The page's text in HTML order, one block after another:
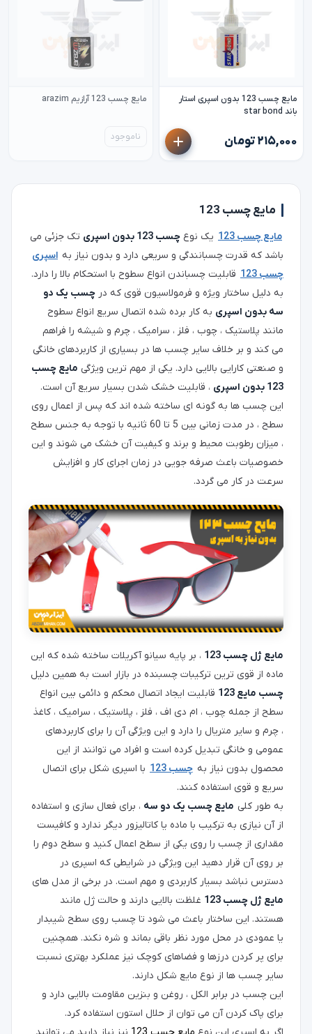
مایع چسب 123 بدون اسپری استار
باند star bond
۲۱۵,۰۰۰ تومان
مایع چسب 123 آرازیم arazim
ناموجود
مایع چسب 123
مایع چسب 123 یک نوع چسب 123 بدون اسپری
تک جزئی می
باشد که قدرت چسبانندگی و سریعی دارد و بدون نیاز به اسپری
چسب 123
قابلیت چسباندن انواع سطوح با استحکام بالا را دارد.
به دلیل ساختار ویژه و فرمولاسیون قوی که در چسب یک دو
سه بدون اسپری به کار برده شده اتصال سریع انواع سطوح
مانند پلاستیک ، چوب ، فلز ، سرامیک ، چرم و شیشه را فراهم
می کند و بر خلاف سایر چسب ها در بسیاری از کاربردهای خانگی
و صنعتی کارایی بالایی دارد. یکی از مهم ترین ویژگی مایع چسب
123 بدون اسپری
، قابلیت خشک شدن بسیار سریع آن است.
این چسب ها به گونه ای ساخته شده اند که پس از اعمال روی
سطح ، در مدت زمانی بین 5 تا 60 ثانیه با توجه به جنس سطح
، میزان رطوبت محیط و برند و کیفیت آن خشک می شوند و این
خصوصیات باعث صرفه جویی در زمان اجرای کار و افزایش
سرعت در کار می گردد.
مایع ژل چسب 123
، بر پایه سیانو آکریلات ساخته شده که این
ماده از قوی ترین ترکیبات چسبنده در بازار است به همین دلیل
چسب مایع 123
قابلیت ایجاد اتصال محکم و دائمی بین انواع
سطح از جمله چوب ، ام دی اف ، فلز ، پلاستیک ، سرامیک ، کاغذ
، چرم و سایر متریال را دارد و این ویژگی آن را برای کاربردهای
عمومی و خانگی تبدیل کرده است و افراد می توانند از این
محصول بدون نیاز به چسب 123
با اسپری شکل برای اتصال
سریع و قوی استفاده کنند.
به طور کلی مایع چسب یک دو سه ، برای فعال سازی و استفاده
از آن نیازی به ترکیب با ماده یا کاتالیزور دیگر ندارد و کافیست
مقداری از چسب را روی یکی از سطح اعمال کنید و سطح دوم را
بر روی آن قرار دهید این ویژگی در شرایطی که اسپری در
دسترس نباشد بسیار کاربردی و مهم است. در برخی از مدل های
مایع ژل چسب 123
غلظت بالایی دارند و حالت ژل مانند
هستند. این ساختار باعث می شود تا چسب روی سطح شیبدار
یا عمودی در محل مورد نظر باقی بماند و شره نکند. همچنین
برای پر کردن درزها و فضاهای کوچک نیز عملکرد بهتری نسبت
سایر چسب ها از نوع مایع شکل دارند.
این چسب در برابر الکل ، روغن و بنزین مقاومت بالایی دارد و
برای پاک کردن آن می توان از حلال استون استفاده کرد.